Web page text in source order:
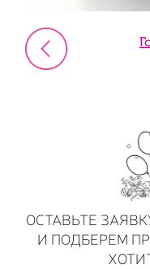
ОСТАВЬТЕ
И ПОДБЕРЕМ